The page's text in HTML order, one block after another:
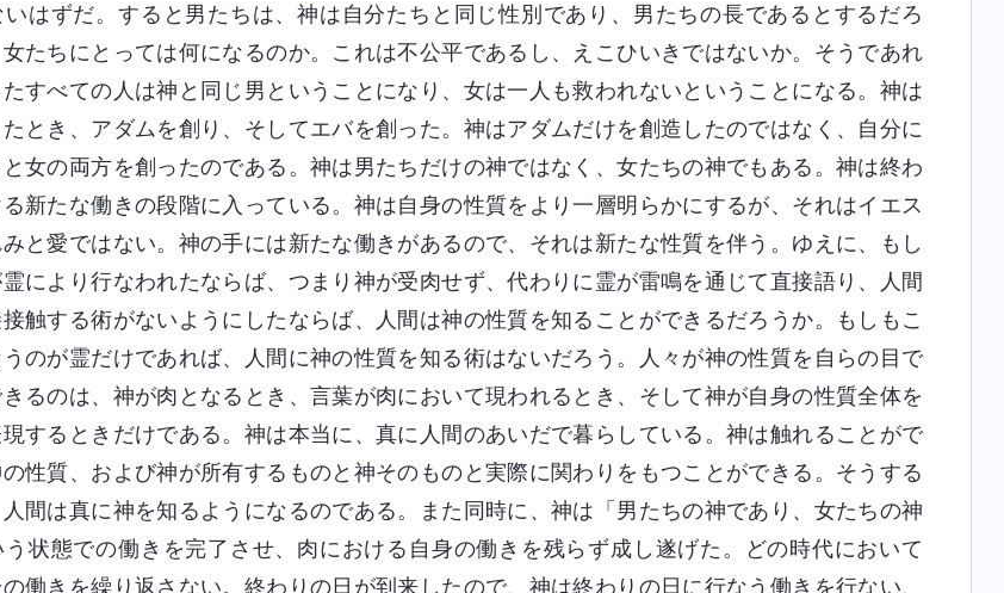
はずだ。すると男たちは、神は自分たちと同じ性別であり、男たちの長であるとするだろ
たちにとっては何になるのか。これは不公平であるし、えこひいきではないか。そうであれ
すべての人は神と同じ男ということになり、女は一人も救われないということになる。神は
たとき、アダムを創り、そしてエバを創った。神はアダムだけを創造したのではなく、自分に
女の両方を創ったのである。神は男たちだけの神ではなく、女たちの神でもある。神は終わ
る新たな働きの段階に入っている。神は自身の性質をより一層明らかにするが、それはイエス
と愛ではない。神の手には新たな働きがあるので、それは新たな性質を伴う。ゆえに、もし
により行なわれたならば、つまり神が受肉せず、代わりに霊が雷鳴を通じて直接語り、人間
触する術がないようにしたならば、人間は神の性質を知ることができるだろうか。もしもこ
のが霊だけであれば、人間に神の性質を知る術はないだろう。人々が神の性質を自らの目で
るのは、神が肉となるとき、言葉が肉において現われるとき、そして神が自身の性質全体を
するときだけである。神は本当に、真に人間のあいだで暮らしている。神は触れることがで
性質、および神が所有するものと神そのものと実際に関わりをもつことができる。そうする
間は真に神を知るようになるのである。また同時に、神は「男たちの神であり、女たちの神
う状態での働きを完了させ、肉における自身の働きを残らず成し遂げた。どの時代において
働きを繰り返さない。終わりの日が到来したので、神は終わりの日に行なう働きを行ない、